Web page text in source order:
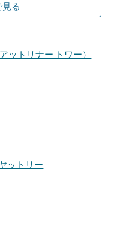
る
アットリナー トワー）
ットリー